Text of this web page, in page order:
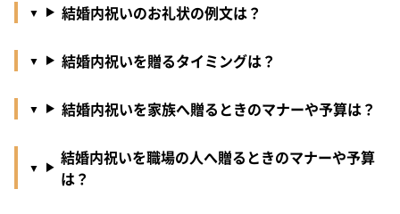
結婚内祝いのお礼状の例文は？
結婚内祝いを贈るタイミングは？
結婚内祝いを家族へ贈るときのマナーや予算は？
結婚内祝いを職場の人へ贈るときのマナーや予算
は？